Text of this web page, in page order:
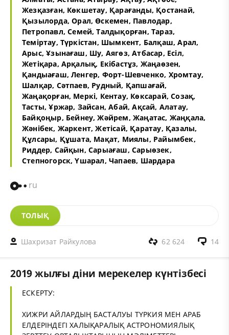
Жезқазған, Көкшетау, Қарағанды, Қостанай,
Қызылорда,Орал, Өскемен, Павлодар,
Петропавл,Семей,Талдықорған, Тараз,
Теміртау, Түркістан, Шымкент, Балқаш,Арал,
Арыс, Ұзынағаш, Шу, Аягөз,Атбасар, Есіл,
Жетіқара, Арқалық, Екібастұз, Жаңаөзен,
Қандыағаш, Ленгер, Форт-Шевченко, Хромтау,
Шалқар, Сәтпаев, Рудный, Қапшағай,
Жаңақорған, Меркі, Кентау, Көксарай,Созақ,
Тасты,Ұржар, Зайсан,Абай, Ақсай, Алатау,
Байқоңыр, Бейнеу, Жәйрем,Жаңатас, Жаңқала,
Жәнібек, Жаркент,Жетісай, Қаратау, Қазалы,
Құлсары, Құшата, Мақат, Миялы, Райымбек,
Риддер, Сайқын,Сарыағаш, Сарыөзек,
Степногорск, Үшарал,Чапаев, Шардара
ru
ТОЛЫҚ
Шахризат Райкулова 14
62 624
2019 жылғы діни мерекелер күнтізбесі
ЕСКЕРТУ:
ХИЖРИ АЙЛАРДЫҢ БАСТАЛУЫ ТҮРКИЯ МЕН АРАБ
ЕЛДЕРІНДЕГІ ХАЛЫҚАРАЛЫҚ АСТРОНОМИЯЛЫҚ